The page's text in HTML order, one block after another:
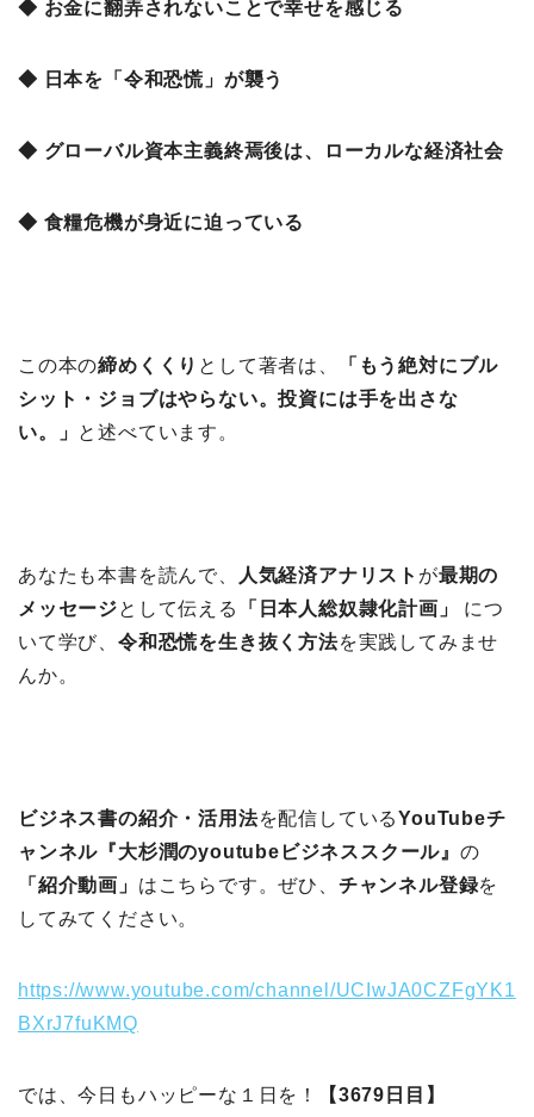
◆ お金に翻弄されないことで幸せを感じる
◆ 日本を「令和恐慌」が襲う
◆ グローバル資本主義終焉後は、ローカルな経済社会
◆ 食糧危機が身近に迫っている
この本の締めくくり として著者は、
「もう絶対にブル
シット・ジョブはやらない。投資には手を出さな
い。」 と述べています。
あなたも本書を読んで、 人気経済アナリスト が最期の
メッセージとして伝える 「日本人総奴隷化計画」
につ
いて学び、 令和恐慌を生き抜く方法を実践してみませ
んか。
ビジネス書の紹介・活用法を配信しているYouTubeチ
ャンネル『大杉潤のyoutubeビジネススクール』 の
「紹介動画」 はこちらです。ぜひ、 チャンネル登録を
してみてください。
https://www.youtube.com/channel/UCIwJA0CZFgYK1
BXrJ7fuKMQ
では、今日もハッピーな１日を！ 【3679日目】